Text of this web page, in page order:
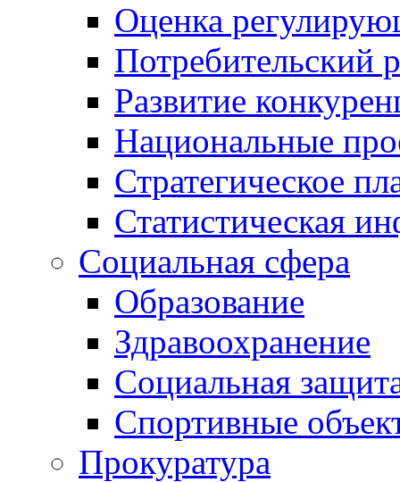
Оценка
Потребительский
Развитие
Национальные
Стратегическое
Статистическая
Социальная сфера
Образование
Здравоохранение
Социальная
Спортивные
Прокуратура